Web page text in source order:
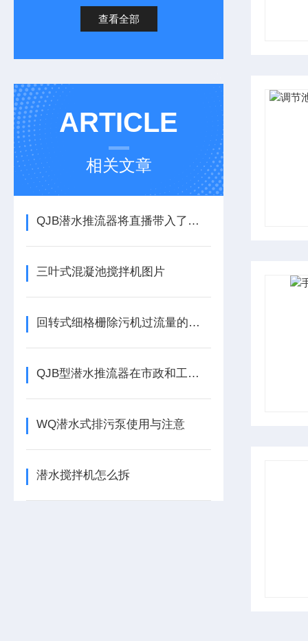
查看全部
ARTICLE
相关文章
QJB潜水推流器将直播带入了水下世界
三叶式混凝池搅拌机图片
回转式细格栅除污机过流量的计算
QJB型潜水推流器在市政和工业废水处理过程中发挥了非常重要的作用
WQ潜水式排污泵使用与注意
潜水搅拌机怎么拆